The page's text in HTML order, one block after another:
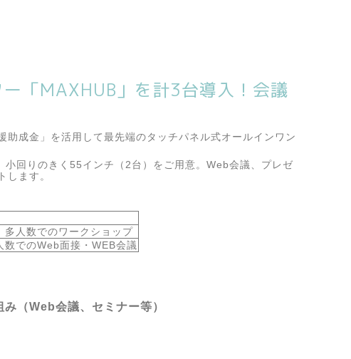
「MAXHUB」を計3台導入！会議
成金」を活用して最先端のタッチパネル式オールインワン
回りのきく55インチ（2台）をご用意。Web会議、プレゼ
します。
多人数でのワークショップ
数でのWeb面接・WEB会議
（Web会議、セミナー等）